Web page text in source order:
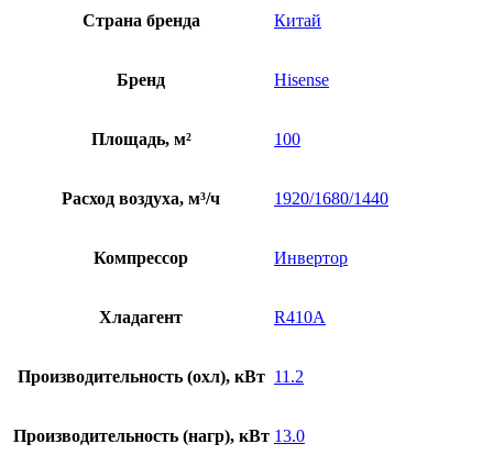
Страна бренда Китай
Бренд Hisense
Площадь, м² 100
Расход воздуха, м³/ч 1920/1680/1440
Компрессор Инвертор
Хладагент R410A
Производительность (охл), кВт 11.2
Производительность (нагр), кВт 13.0